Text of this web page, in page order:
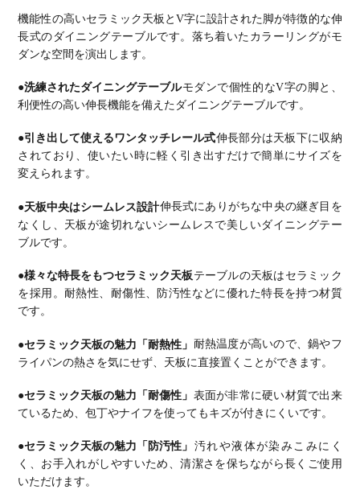
け モダン
グレー (セ
ンター伸長)
ブル おしゃ
れ モダン
い ダイニン
グ グレー
人 食卓テー
ブル おしゃ
れ グレー
機能性の高いセラミック天板とV字に設計された脚が特徴的な伸
長式のダイニングテーブルです。 落ち着いたカラーリングがモ
ダンな空間を演出します。
●洗練されたダイニングテーブルモダンで個性的なV字の脚と、
利便性の高い伸長機能を備えたダイニングテーブルです。
●引き出して使えるワンタッチレール式伸長部分は天板下に収納
されており、使いたい時に軽く引き出すだけで簡単にサイズを
変えられます。
●天板中央はシームレス設計伸長式にありがちな中央の継ぎ目を
なくし、天板が途切れないシームレスで美しいダイニングテー
ブルです。
●様々な特長をもつセラミック天板テーブルの天板はセラミック
を採用。耐熱性、耐傷性、防汚性などに優れた特長を持つ材質
です。
●セラミック天板の魅力「耐熱性」 耐熱温度が高いので、鍋やフ
ライパンの熱さを気にせず、天板に直接置くことができます。
●セラミック天板の魅力「耐傷性」 表面が非常に硬い材質で出来
ているため、包丁やナイフを使ってもキズが付きにくいです。
●セラミック天板の魅力「防汚性」 汚れや液体が染みこみにく
く、お手入れがしやすいため、清潔さを保ちながら長くご使用
いただけます。